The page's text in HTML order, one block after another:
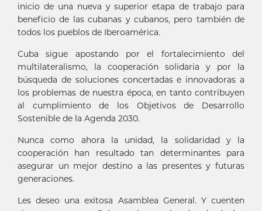
inicio de una nueva y superior etapa de trabajo para
beneficio de las cubanas y cubanos, pero también de
todos los pueblos de Iberoamérica.
Cuba sigue apostando por el fortalecimiento del
multilateralismo, la cooperación solidaria y por la
búsqueda de soluciones concertadas e innovadoras a
los problemas de nuestra época, en tanto contribuyen
al cumplimiento de los Objetivos de Desarrollo
Sostenible de la Agenda 2030.
Nunca como ahora la unidad, la solidaridad y la
cooperación han resultado tan determinantes para
asegurar un mejor destino a las presentes y futuras
generaciones.
Les deseo una exitosa Asamblea General. Y cuenten